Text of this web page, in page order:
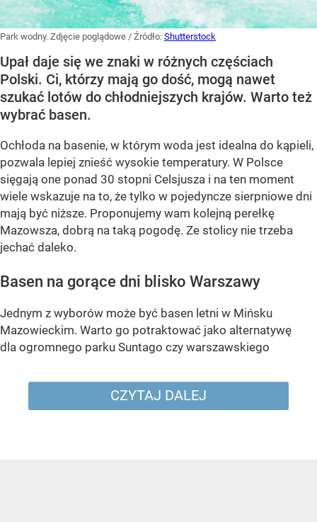
Park wodny. Zdjęcie poglądowe / Źródło: Shutterstock
Upał daje się we znaki w różnych częściach
Polski. Ci, którzy mają go dość, mogą nawet
szukać lotów do chłodniejszych krajów. Warto też
wybrać basen.
Ochłoda na basenie, w którym woda jest idealna do kąpieli,
pozwala lepiej znieść wysokie temperatury. W Polsce
sięgają one ponad 30 stopni Celsjusza i na ten moment
wiele wskazuje na to, że tylko w pojedyncze sierpniowe dni
mają być niższe. Proponujemy wam kolejną perełkę
Mazowsza, dobrą na taką pogodę. Ze stolicy nie trzeba
jechać daleko.
Basen na gorące dni blisko Warszawy
Jednym z wyborów może być basen letni w Mińsku
Mazowieckim. Warto go potraktować jako alternatywę
dla ogromnego parku Suntago czy warszawskiego
CZYTAJ DALEJ